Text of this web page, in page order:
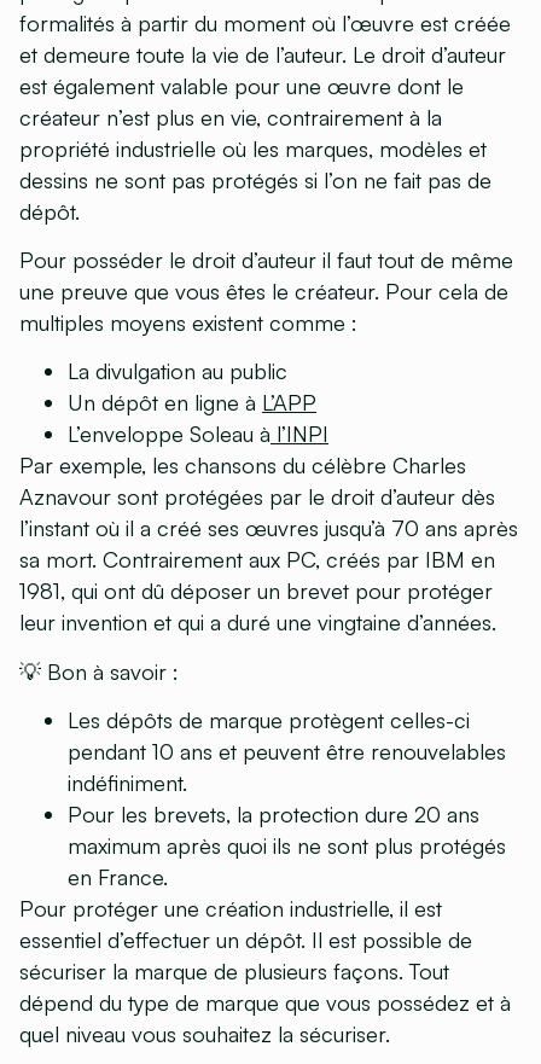
formalités à partir du moment où l’œuvre est créée
et demeure toute la vie de l’auteur. Le droit d’auteur
est également valable pour une œuvre dont le
créateur n’est plus en vie, contrairement à la
propriété industrielle où les marques, modèles et
dessins ne sont pas protégés si l’on ne fait pas de
dépôt.
Pour posséder le droit d’auteur il faut tout de même
une preuve que vous êtes le créateur. Pour cela de
multiples moyens existent comme :
La divulgation au public
Un dépôt en ligne à L’APP
L’enveloppe Soleau à l’INPI
Par exemple, les chansons du célèbre Charles
Aznavour sont protégées par le droit d’auteur dès
l’instant où il a créé ses œuvres jusqu’à 70 ans après
sa mort. Contrairement aux PC, créés par IBM en
1981, qui ont dû déposer un brevet pour protéger
leur invention et qui a duré une vingtaine d’années.
💡 Bon à savoir :
Les dépôts de marque protègent celles-ci
pendant 10 ans et peuvent être renouvelables
indéfiniment.
Pour les brevets, la protection dure 20 ans
maximum après quoi ils ne sont plus protégés
en France.
Pour protéger une création industrielle, il est
essentiel d’effectuer un dépôt. Il est possible de
sécuriser la marque de plusieurs façons. Tout
dépend du type de marque que vous possédez et à
quel niveau vous souhaitez la sécuriser.